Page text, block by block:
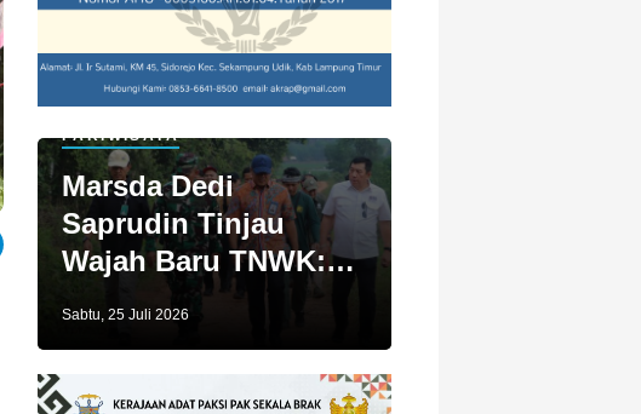
PARIWISATA
Marsda Dedi
Saprudin Tinjau
Wajah Baru TNWK:
Sabtu, 25 Juli 2026